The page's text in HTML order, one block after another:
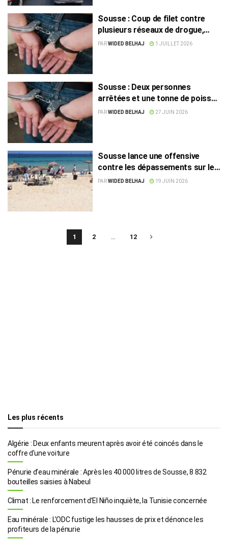
Sousse : Coup de filet contre
plusieurs réseaux de drogue,
cinq suspects arrêtés
PARWIDED BELHAJ 1 JUILLET 2026
Sousse : Deux personnes
arrêtées et une tonne de poisson
saisie
PARWIDED BELHAJ 27 JUIN 2026
Sousse lance une offensive
contre les dépassements sur les
plages
PARWIDED BELHAJ 19 JUIN 2026
1 2 … 12
Les plus récents
Algérie : Deux enfants meurent après avoir été coincés dans le
coffre d’une voiture
Pénurie d’eau minérale : Après les 40 000 litres de Sousse, 8 832
bouteilles saisies à Nabeul
Climat : Le renforcement d’El Niño inquiète, la Tunisie concernée
Eau minérale : L’ODC fustige les hausses de prix et dénonce les
profiteurs de la pénurie